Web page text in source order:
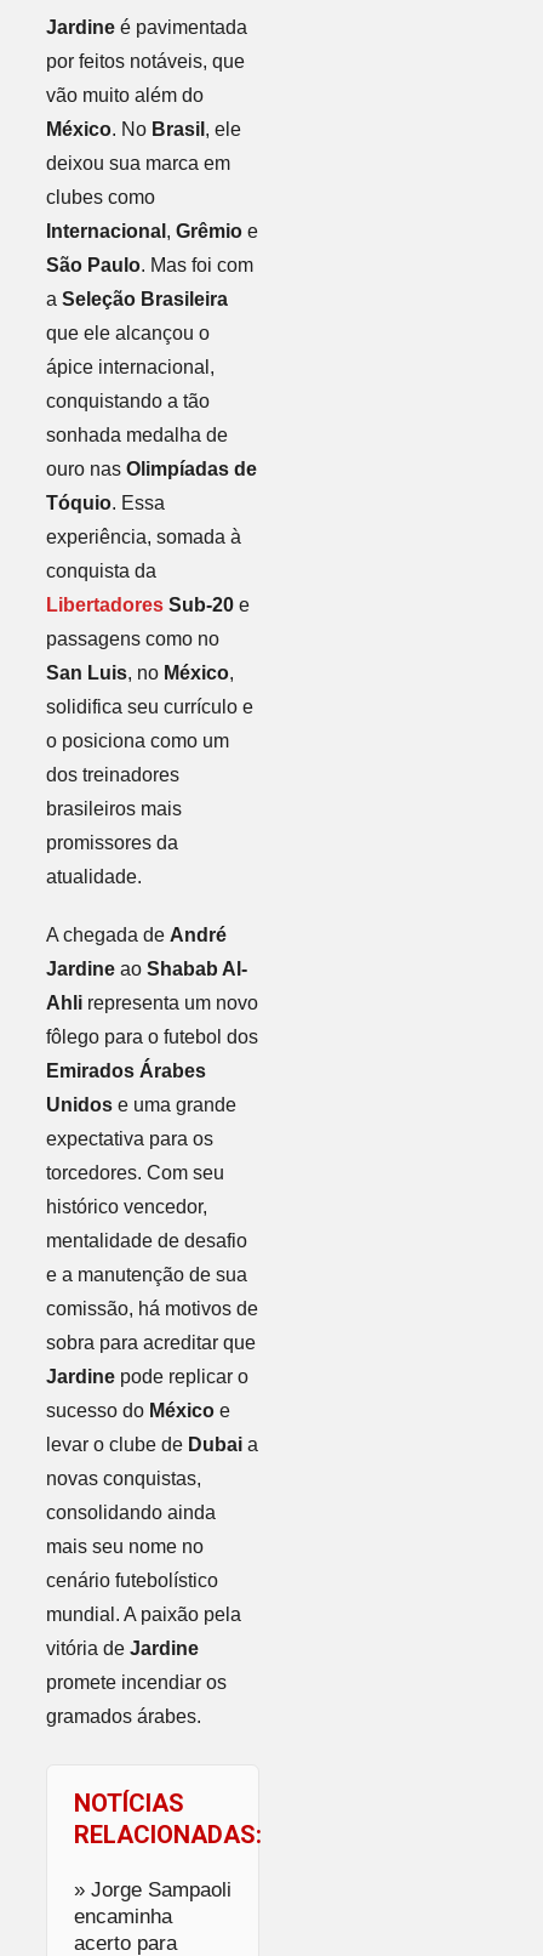
Jardineé pavimentada
por feitos notáveis, que
vão muito além do
México. No Brasil , ele
deixou sua marca em
clubes como
Internacional , Grêmioe
São Paulo. Mas foi com
a Seleção Brasileira
que ele alcançou o
ápice internacional,
conquistando a tão
sonhada medalha de
ouro nas Olimpíadas de
Tóquio. Essa
experiência, somada à
conquista da
LibertadoresSub-20e
passagens como no
San Luis, no México,
solidifica seu currículo e
o posiciona como um
dos treinadores
brasileiros mais
promissores da
atualidade.
A chegada de André
Jardineao Shabab Al-
Ahlirepresenta um novo
fôlego para o futebol dos
Emirados Árabes
Unidose uma grande
expectativa para os
torcedores. Com seu
histórico vencedor,
mentalidade de desafio
e a manutenção de sua
comissão, há motivos de
sobra para acreditar que
Jardinepode replicar o
sucesso do Méxicoe
levar o clube de Dubaia
novas conquistas,
consolidando ainda
mais seu nome no
cenário futebolístico
mundial. A paixão pela
vitória de Jardine
promete incendiar os
gramados árabes.
NOTÍCIAS
RELACIONADAS:
» Jorge Sampaoli
encaminha
acerto para